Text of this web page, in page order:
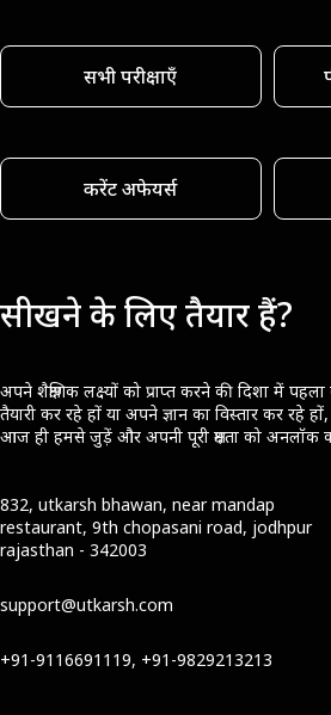
सभी परीक्षाएँ
करेंट अफेयर्स
सीखने के लिए तैयार हैं?
अपने शैक्षणिक लक्ष्यों को प्राप्त करने की दिशा में
तैयारी कर रहे हों या अपने ज्ञान का विस्तार कर
आज ही हमसे जुड़ें और अपनी पूरी क्षमता को अनलॉक
832, utkarsh bhawan, near mandap
restaurant, 9th chopasani road, jodhpur
rajasthan - 342003
support@utkarsh.com
+91-9116691119, +91-9829213213